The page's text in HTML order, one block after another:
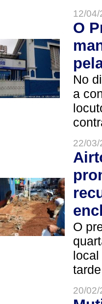
12/
O
No
a
22/
O
20/